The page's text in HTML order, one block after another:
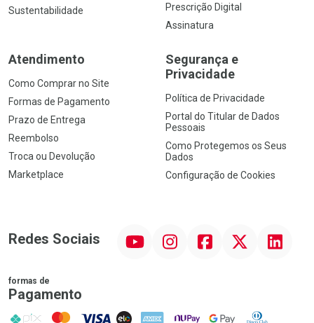
Sustentabilidade
Prescrição Digital
Assinatura
Atendimento
Como Comprar no Site
Formas de Pagamento
Prazo de Entrega
Reembolso
Troca ou Devolução
Marketplace
Segurança e
Privacidade
Política de Privacidade
Portal do Titular de Dados
Pessoais
Como Protegemos os Seus
Dados
Configuração de Cookies
Redes Sociais InstagramFacebook Linkedin
formas de
Pagamento
PIX MasterCard
VISA ELO AMEX NuPay Google PayDiners Club